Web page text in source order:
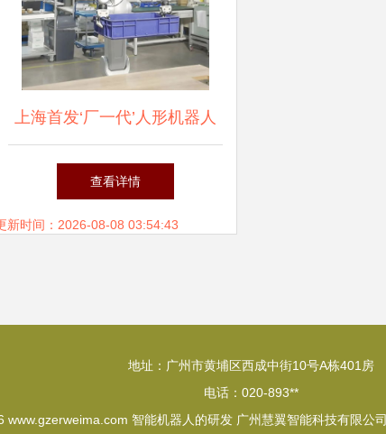
上海首发‘厂一代’人形机器人
告别‘过时’打工模式，具身智
能开启工业新纪元
查看详情
新时间：2026-08-08 03:54:43
地址：广州市黄埔区西成中街10号A栋401房
电话：020-893**
www.gzerweima.com 智能机器人的研发 广州慧翼智能科技有限公司